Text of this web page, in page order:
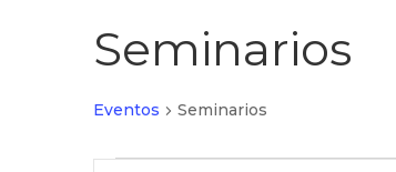
Seminarios
Eventos Seminarios